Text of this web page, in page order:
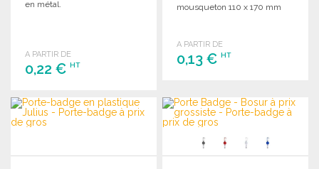
en métal.
A PARTIR DE
0,22 € HT
COMMANDER
Demander un devis
mousqueton 110 x 170 mm
A PARTIR DE
0,13 €HT
Demander un devis